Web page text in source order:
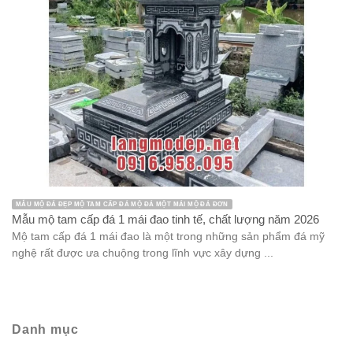
MẪU MỘ ĐÁ ĐẸP MỘ TAM CẤP ĐÁ MỘ ĐÁ MỘT MÁI MỘ ĐÁ ĐƠN
Mẫu mộ tam cấp đá 1 mái đao tinh tế, chất lượng năm 2026
Mộ tam cấp đá 1 mái đao là một trong những sản phẩm đá mỹ
nghệ rất được ưa chuộng trong lĩnh vực xây dựng ...
Danh mục